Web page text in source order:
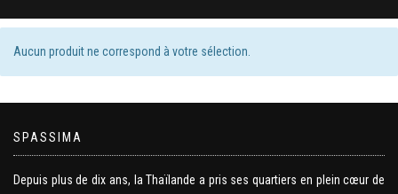
Aucun produit ne correspond à votre sélection.
SPASSIMA
Depuis plus de dix ans, la Thaïlande a pris ses quartiers en plein cœur de